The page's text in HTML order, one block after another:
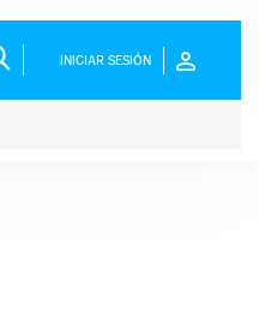
INICIAR SESIÓN